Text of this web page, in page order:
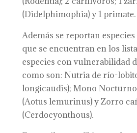
(Didelphimophia) y 1 primate.
Además se reportan especies
que se encuentran en los
especies con vulnerabilidad
como son: Nutria de río-
longicaudis); Mono
(Aotus lemurinus) y Zorro
(Cerdocyonthous).